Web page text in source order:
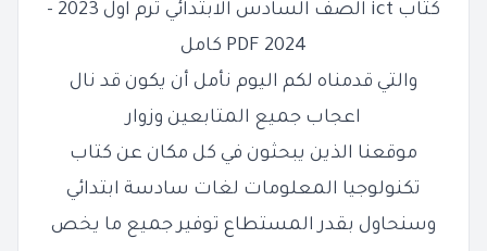
كتاب ict الصف السادس الابتدائي ترم اول 2023 -
2024 PDF كامل
والتي قدمناه لكم اليوم نأمل أن يكون قد نال
اعجاب جميع المتابعين وزوار
موقعنا الذين يبحثون في كل مكان عن كتاب
تكنولوجيا المعلومات لغات سادسة ابتدائي
وسنحاول بقدر المستطاع توفير جميع ما يخص